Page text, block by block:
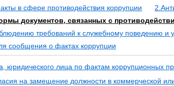
в сфере противодействия коррупции
документов, связанных с
требований к служебному поведению и
сообщения о фактах коррупции
лица по фактам коррупционных
на замещение должности в коммерческой